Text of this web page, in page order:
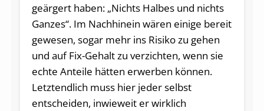
geärgert haben: „Nichts Halbes und nichts
Ganzes“. Im Nachhinein wären einige bereit
gewesen, sogar mehr ins Risiko zu gehen
und auf Fix-Gehalt zu verzichten, wenn sie
echte Anteile hätten erwerben können.
Letztendlich muss hier jeder selbst
entscheiden, inwieweit er wirklich